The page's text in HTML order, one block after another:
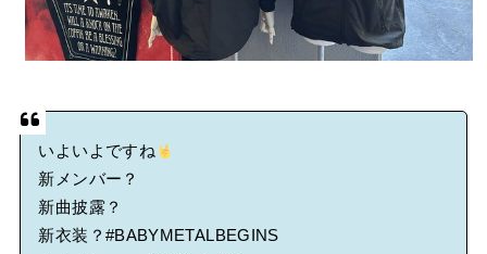
いよいよですね
新メンバー？
新曲披露？
新衣装？ #BABYMETALBEGINS